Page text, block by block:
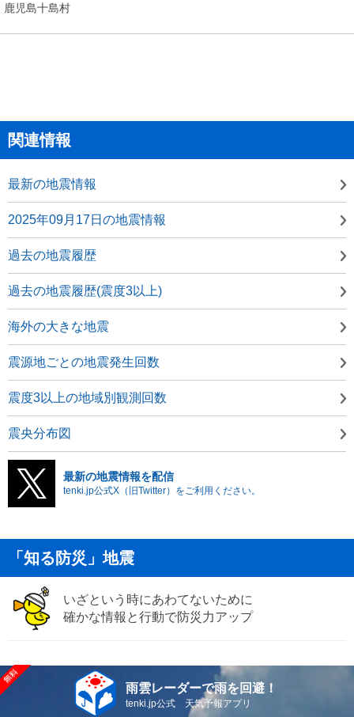
鹿児島十島村
関連情報
最新の地震情報
2025年09月17日の地震情報
過去の地震履歴
過去の地震履歴(震度3以上)
海外の大きな地震
震源地ごとの地震発生回数
震度3以上の地域別観測回数
震央分布図
最新の地震情報を配信
tenki.jp公式X（旧Twitter）をご利用ください。
「知る防災」地震
いざという時にあわてないために
確かな情報と行動で防災力アップ
雨雲レーダーで雨を回避！
tenki.jp公式 天気予報アプリ